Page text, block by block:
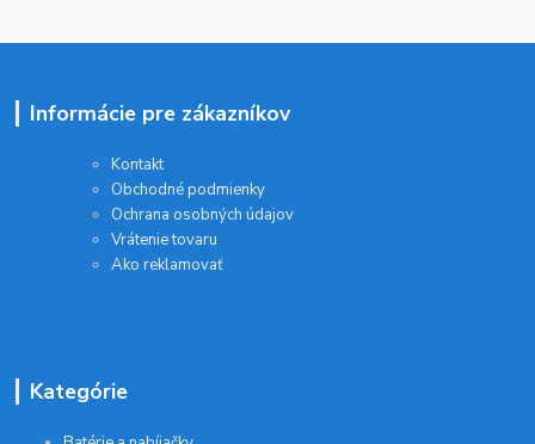
Informácie pre zákazníkov
Kontakt
Obchodné podmienky
Ochrana osobných údajov
Vrátenie tovaru
Ako reklamovať
Kategórie